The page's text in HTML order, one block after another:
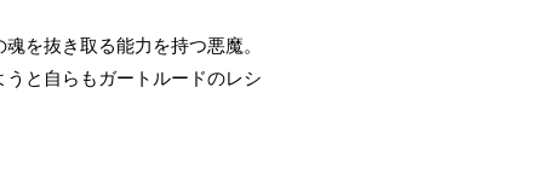
を抜き取る能力を持つ悪魔。
と自らもガートルードのレシ